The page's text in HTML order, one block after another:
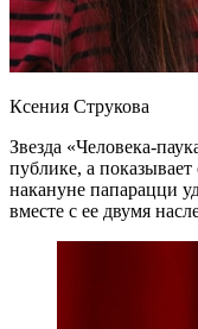
Ксения Струкова
Звезда «Человека-
публике, а
накануне папарацци
вместе с ее двумя